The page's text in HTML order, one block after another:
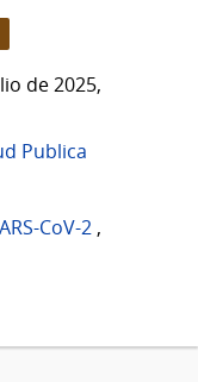
de 2025,
Publica
CoV-2 ,